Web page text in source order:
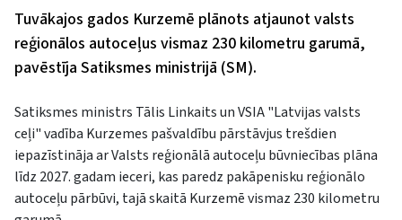
Tuvākajos gados Kurzemē plānots atjaunot valsts
reģionālos autoceļus vismaz 230 kilometru garumā,
pavēstīja Satiksmes ministrijā (SM).
Satiksmes ministrs Tālis Linkaits un VSIA "Latvijas valsts
ceļi" vadība Kurzemes pašvaldību pārstāvjus trešdien
iepazīstināja ar Valsts reģionālā autoceļu būvniecības plāna
līdz 2027. gadam ieceri, kas paredz pakāpenisku reģionālo
autoceļu pārbūvi, tajā skaitā Kurzemē vismaz 230 kilometru